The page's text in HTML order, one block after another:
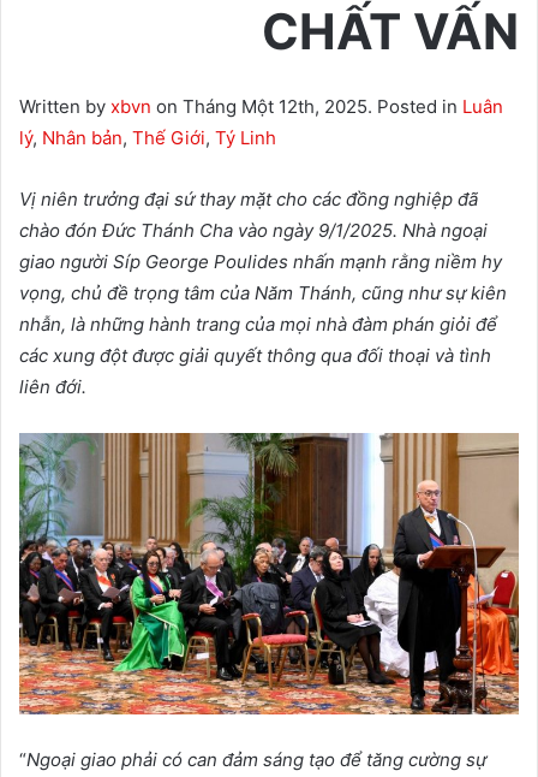
CHẤT VẤN
Written by xbvn on Tháng Một 12th, 2025. Posted in Luân
lý, Nhân bản, Thế Giới, Tý Linh
Vị niên trưởng đại sứ thay mặt cho các đồng nghiệp đã
chào đón Đức Thánh Cha vào ngày 9/1/2025. Nhà ngoại
giao người Síp George Poulides nhấn mạnh rằng niềm hy
vọng, chủ đề trọng tâm của Năm Thánh, cũng như sự kiên
nhẫn, là những hành trang của mọi nhà đàm phán giỏi để
các xung đột được giải quyết thông qua đối thoại và tình
liên đới.
“Ngoại giao phải có can đảm sáng tạo để tăng cường sự